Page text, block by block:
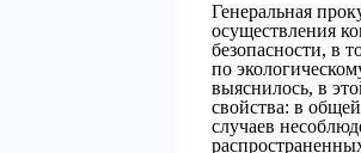
Генеральная
осуществления
безопасности, в
по
выяснилось, в
свойства: в
случаев